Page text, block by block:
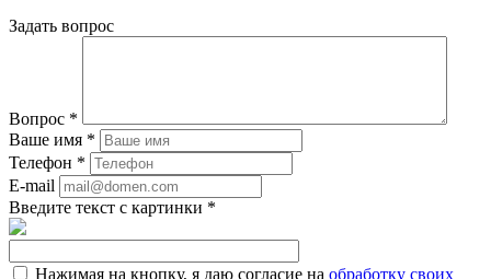
Задать вопрос
Вопрос *
Ваше имя *
Телефон *
E-mail
Введите текст с картинки *
Нажимая на кнопку, я даю согласие на обработку своих